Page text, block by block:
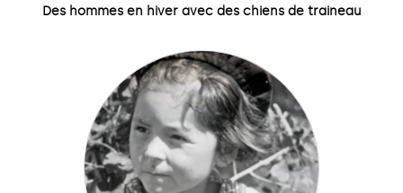
Des hommes en hiver avec des chiens de traineau